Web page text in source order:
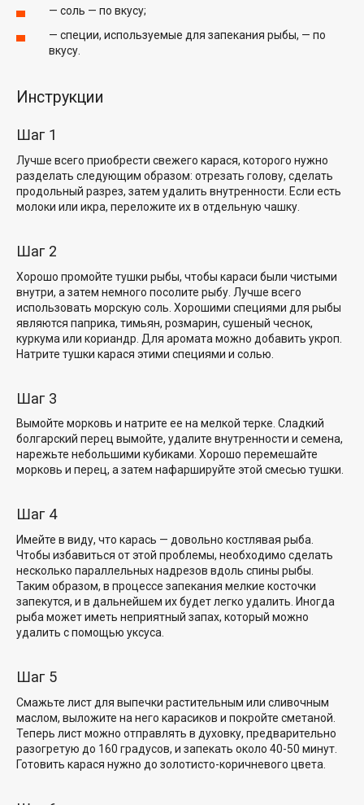
— соль — по вкусу;
— специи, используемые для запекания рыбы, — по
вкусу.
Инструкции
Шаг 1
Лучше всего приобрести свежего карася, которого нужно
разделать следующим образом: отрезать голову, сделать
продольный разрез, затем удалить внутренности. Если есть
молоки или икра, переложите их в отдельную чашку.
Шаг 2
Хорошо промойте тушки рыбы, чтобы караси были чистыми
внутри, а затем немного посолите рыбу. Лучше всего
использовать морскую соль. Хорошими специями для рыбы
являются паприка, тимьян, розмарин, сушеный чеснок,
куркума или кориандр. Для аромата можно добавить укроп.
Натрите тушки карася этими специями и солью.
Шаг 3
Вымойте морковь и натрите ее на мелкой терке. Сладкий
болгарский перец вымойте, удалите внутренности и семена,
нарежьте небольшими кубиками. Хорошо перемешайте
морковь и перец, а затем нафаршируйте этой смесью тушки.
Шаг 4
Имейте в виду, что карась — довольно костлявая рыба.
Чтобы избавиться от этой проблемы, необходимо сделать
несколько параллельных надрезов вдоль спины рыбы.
Таким образом, в процессе запекания мелкие косточки
запекутся, и в дальнейшем их будет легко удалить. Иногда
рыба может иметь неприятный запах, который можно
удалить с помощью уксуса.
Шаг 5
Смажьте лист для выпечки растительным или сливочным
маслом, выложите на него карасиков и покройте сметаной.
Теперь лист можно отправлять в духовку, предварительно
разогретую до 160 градусов, и запекать около 40-50 минут.
Готовить карася нужно до золотисто-коричневого цвета.